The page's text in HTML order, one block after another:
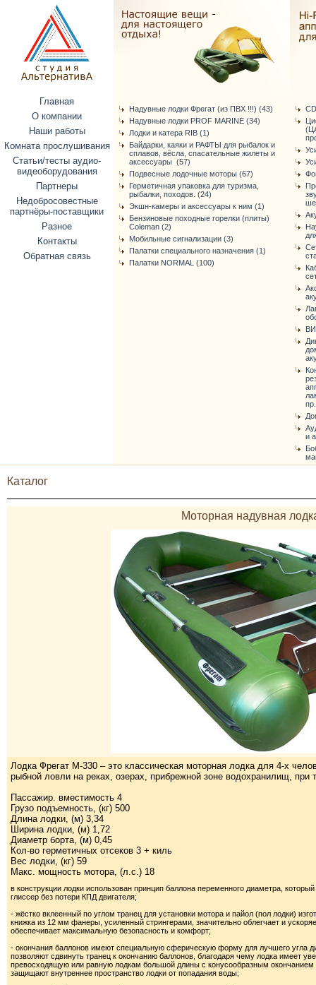
Главная
О компании
Наши работы
Комната прослушивания
Статьи/тесты аудио-
видеоборудования
Партнеры
Недобросовестные
партнёры-поставщики
Разное
Контакты
Обратная связь
Надувные лодки Фрегат (из ПВХ !!!) (43)
Надувные лодки PROF MARINE (34)
Лодки и катера RIB (1)
Байдарки, каяки и РАФТЫ для рыбалок и
сплавов, вёсла, спасательные жилеты и
аксессуары (57)
Подвесные лодочные моторы (67)
Герметичная упаковка для туризма,
рыбалки, походов. (24)
Экшн-камеры и аксессуары к ним (1)
Бензиновые походные горелки (плиты)
Coleman (2)
Мобильные сигнализации (3)
Палатки специального назначения (1)
Палатки NORMAL (100)
и
Каталог
Моторная надувная
Лодка Фрегат М-330 – это классическая моторная лодка для 4-х
рыбной ловли на реках, озерах, прибрежной зоне водохранилищ, при
Пассажир. вместимость 4
Грузо подъемность, (кг) 500
Длина лодки, (м) 3,34
Ширина лодки, (м) 1,72
Диаметр борта, (м) 0,45
Кол-во герметичных отсеков 3 + киль
Вес лодки, (кг) 59
Макс. мощность мотора, (л.с.) 18
в конструкции лодки использован принцип баллона переменного диаметра,
глиссер без потери КПД двигателя;
- жёстко вклеенный по углом транец для установки мотора и пайол (пол лодки)
книжка из 12 мм фанеры, усиленный стрингерами, значительно облегчает и
обеспечивает максимальную безопасность и комфорт;
- окончания баллонов имеют специальную сферическую форму для лучшего угла
позволяют сдвинуть транец к окончанию баллонов, благодаря чему лодка имеет
превосходящую или равную лодкам большой длины с конусообразным
защищают внутреннее пространство лодки от попадания воды;